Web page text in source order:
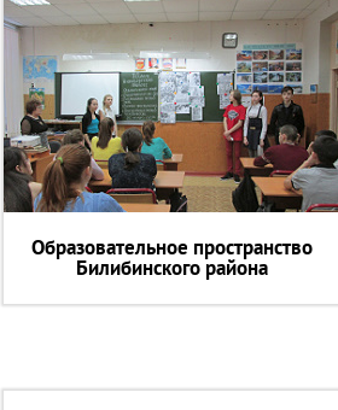
Образовательное пространство
Билибинского района